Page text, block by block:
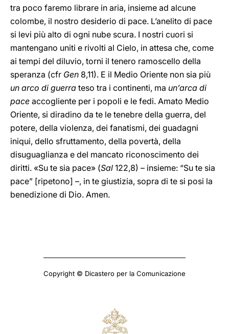
tra poco faremo librare in aria, insieme ad alcune
colombe, il nostro desiderio di pace. L’anelito di pace
si levi più alto di ogni nube scura. I nostri cuori si
mantengano uniti e rivolti al Cielo, in attesa che, come
ai tempi del diluvio, torni il tenero ramoscello della
speranza (cfr Gen 8,11). E il Medio Oriente non sia più
un arco di guerra teso tra i continenti, ma un’arca di
pace accogliente per i popoli e le fedi. Amato Medio
Oriente, si diradino da te le tenebre della guerra, del
potere, della violenza, dei fanatismi, dei guadagni
iniqui, dello sfruttamento, della povertà, della
disuguaglianza e del mancato riconoscimento dei
diritti. «Su te sia pace» (Sal 122,8) – insieme: “Su te sia
pace” [ripetono] –, in te giustizia, sopra di te si posi la
benedizione di Dio. Amen.
Copyright © Dicastero per la Comunicazione